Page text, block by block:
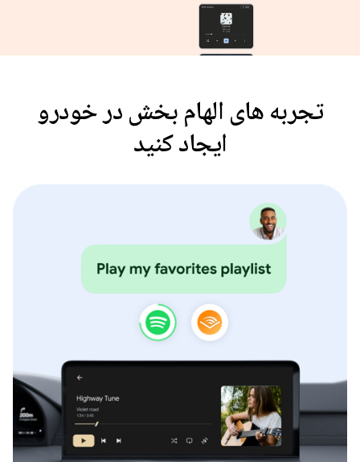
تجربه های الهام بخش در خودرو
ایجاد کنید